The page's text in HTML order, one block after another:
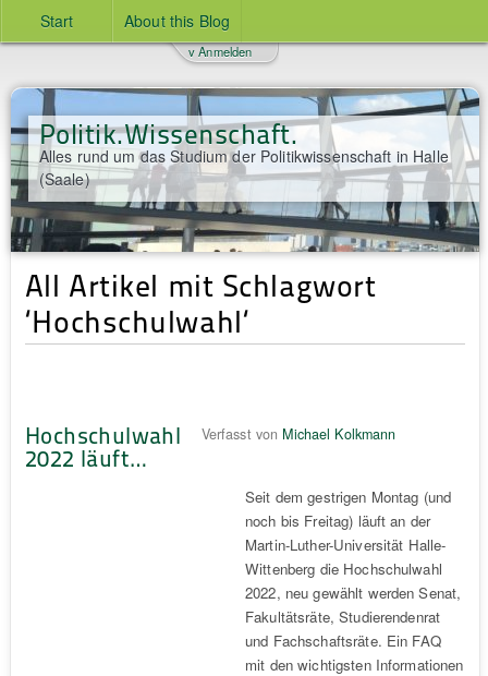
Start About this Blog
Politik.Wissenschaft.
Alles rund um das Studium der Politikwissenschaft in Halle
(Saale)
v Anmelden
All Artikel mit Schlagwort
‘Hochschulwahl‘
Hochschulwahl
2022 läuft…
Verfasst von Michael Kolkmann
Seit dem gestrigen Montag (und
noch bis Freitag) läuft an der
Martin-Luther-Universität Halle-
Wittenberg die Hochschulwahl
2022, neu gewählt werden Senat,
Fakultätsräte, Studierendenrat
und Fachschaftsräte. Ein FAQ
mit den wichtigsten Informationen